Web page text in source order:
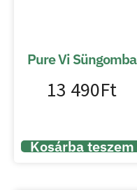
Pure Vi Süngomba
13 490Ft
Kosárba teszem